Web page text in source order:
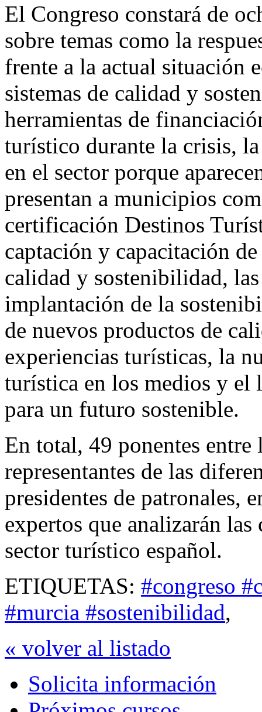
El Congreso constará de
sobre temas como la
frente a la actual situación
sistemas de calidad y
herramientas de
turístico durante la crisis,
en el sector porque
presentan a municipios
certificación Destinos
captación y capacitación
calidad y sostenibilidad,
implantación de la
de nuevos productos de
experiencias turísticas, la
turística en los medios y el
para un futuro sostenible.
En total, 49 ponentes entre
representantes de las
presidentes de patronales,
expertos que analizarán
sector turístico español.
ETIQUETAS: #congreso
#murcia #sostenibilidad,
« volver al listado
Solicita información